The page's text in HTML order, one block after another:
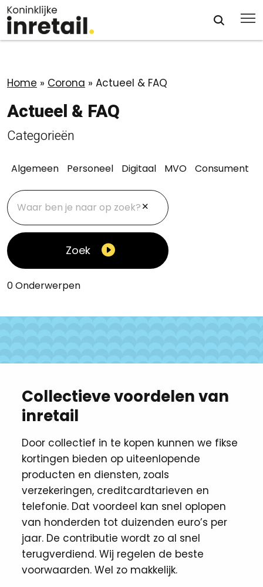
Home » Corona » Actueel & FAQ
Actueel & FAQ
Categorieën
Algemeen Personeel Digitaal MVO Consument
Zoek
0 Onderwerpen
Collectieve voordelen van
inretail
Door collectief in te kopen kunnen we fikse
kortingen ​bieden op uiteenlopende
producten en diensten, zoals
verzekeringen, creditcardtarieven en
telefonie. Dat voordeel kan snel oplopen
van honderden tot duizenden euro’s per
jaar. De contributie wordt zo al snel
terugverdiend. Wij regelen de beste
voorwaarden. Wel zo makkelijk. ​